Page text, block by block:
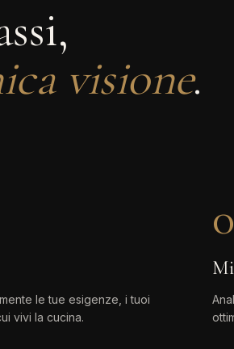
visione.
le tue esigenze, i tuoi
vivi la cucina.